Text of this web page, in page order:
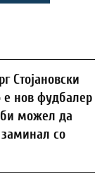
Стојановски
е нов фудбалер
би можел да
со